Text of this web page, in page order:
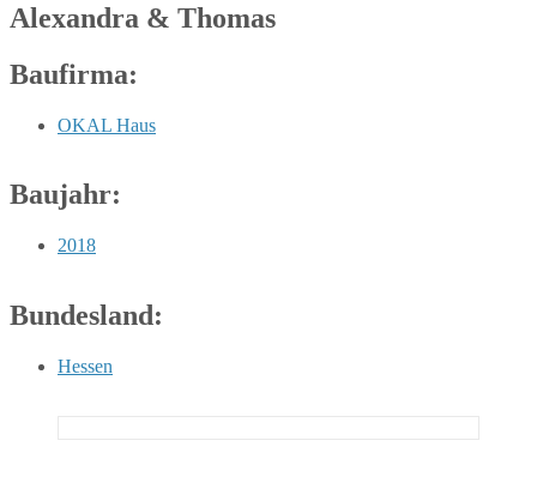
Alexandra & Thomas
Baufirma:
OKAL Haus
Baujahr:
2018
Bundesland:
Hessen